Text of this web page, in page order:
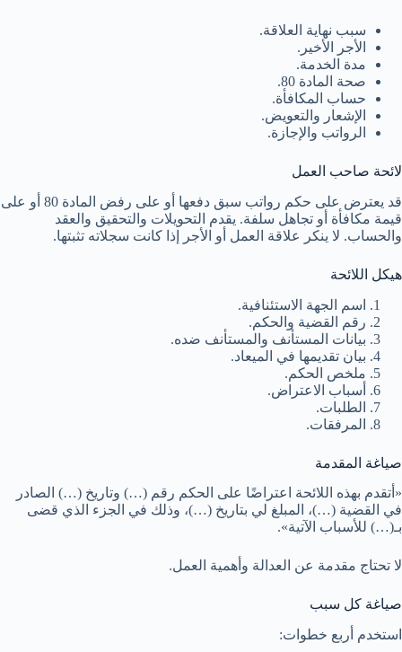
سبب نهاية العلاقة.
الأجر الأخير.
مدة الخدمة.
صحة المادة 80.
حساب المكافأة.
الإشعار والتعويض.
الرواتب والإجازة.
لائحة صاحب العمل
قد يعترض على حكم رواتب سبق دفعها أو على رفض المادة 80 أو على
قيمة مكافأة أو تجاهل سلفة. يقدم التحويلات والتحقيق والعقد
والحساب. لا ينكر علاقة العمل أو الأجر إذا كانت سجلاته تثبتها.
هيكل اللائحة
اسم الجهة الاستئنافية.
رقم القضية والحكم.
بيانات المستأنف والمستأنف ضده.
بيان تقديمها في الميعاد.
ملخص الحكم.
أسباب الاعتراض.
الطلبات.
المرفقات.
صياغة المقدمة
«أتقدم بهذه اللائحة اعتراضًا على الحكم رقم (…) وتاريخ (…) الصادر
في القضية (…)، المبلغ لي بتاريخ (…)، وذلك في الجزء الذي قضى
بـ(…) للأسباب الآتية».
لا تحتاج مقدمة عن العدالة وأهمية العمل.
صياغة كل سبب
استخدم أربع خطوات: